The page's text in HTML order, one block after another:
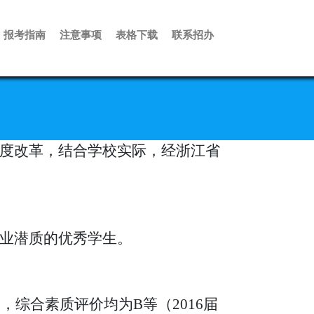
报考指南 注意事项 表格下载 联系招办
改革，结合学校实际， 经浙江省
潜质的优秀学生。
，综合素质评价均为B等（2016届